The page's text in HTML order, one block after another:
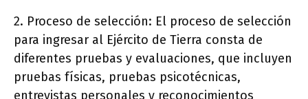
2. Proceso de selección: El proceso de selección
para ingresar al Ejército de Tierra consta de
diferentes pruebas y evaluaciones, que incluyen
pruebas físicas, pruebas psicotécnicas,
entrevistas personales y reconocimientos